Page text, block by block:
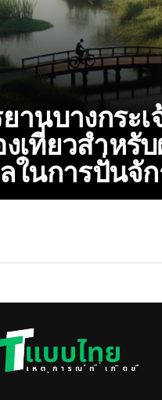
านบางกระเ
เที่ยวสำหรั
ในการปั่นจั